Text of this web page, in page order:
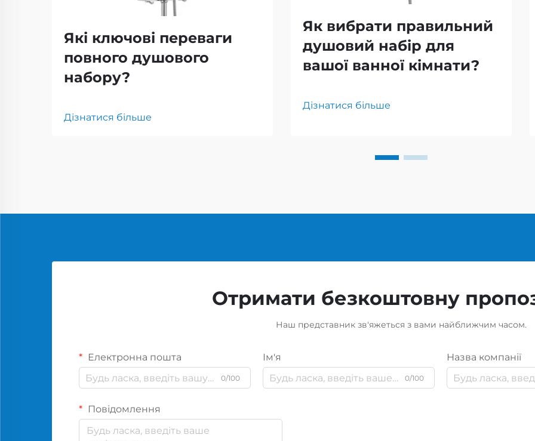
Які ключові переваги
повного душового
набору?
Дізнатися більше
Як вибрати правильний
душовий набір для
вашої ванної кімнати?
Дізнатися більше
Отримати безкоштовну
Наш представник зв'яжеться з вами найближчим часом.
Електронна пошта
0/100
Ім'я
0/100
Назва компанії
Повідомлення